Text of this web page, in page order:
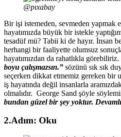
@pıxabay
Bir işi istemeden, sevmeden yapmak
hayatımızda büyük bir istekle
tesadüf mü? Tabii ki de hayır. İnsan
herhangi bir faaliyette olumsuz
hayatımızdan da rahatlıkla görebiliriz.
boyu çalışmazsın.” sözünü sık sık
seçerken dikkat etmemiz gereken bir
iş hayatında değil insanlarla
olmalıdır. George Sand şöyle
bundan güzel bir şey yoktur.
2.Adım: Oku